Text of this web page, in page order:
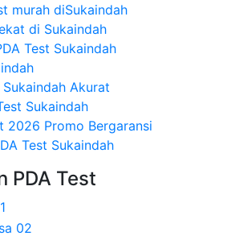
murah diSukaindah
di Sukaindah
Test Sukaindah
Akurat
Sukaindah
2026 Promo Bergaransi
Test Sukaindah
PDA Test